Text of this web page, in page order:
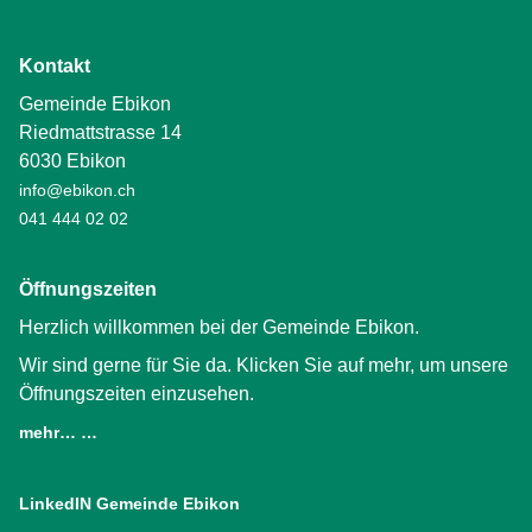
Kontakt
Gemeinde Ebikon
Riedmattstrasse 14
6030 Ebikon
info@ebikon.ch
041 444 02 02
Öffnungszeiten
Herzlich willkommen bei der Gemeinde Ebikon.
Wir sind gerne für Sie da. Klicken Sie auf mehr, um unsere
Öffnungszeiten einzusehen.
mehr… …
LinkedIN Gemeinde Ebikon